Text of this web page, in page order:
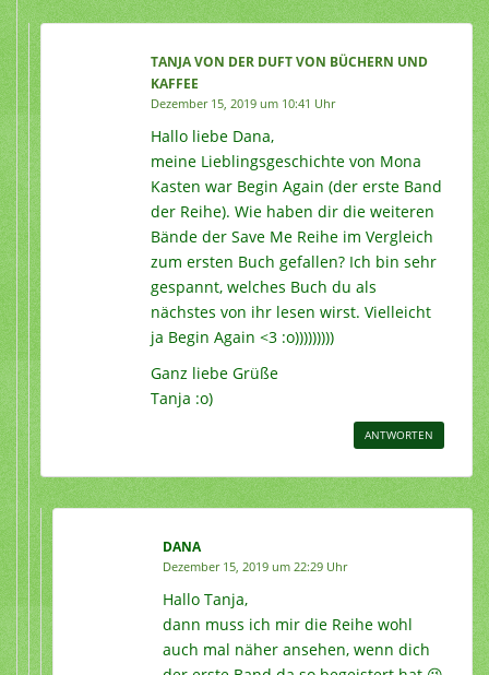
TANJA VON DER DUFT VON BÜCHERN UND
KAFFEE
Dezember 15, 2019 um 10:41 Uhr
Hallo liebe Dana,
meine Lieblingsgeschichte von Mona
Kasten war Begin Again (der erste Band
der Reihe). Wie haben dir die weiteren
Bände der Save Me Reihe im Vergleich
zum ersten Buch gefallen? Ich bin sehr
gespannt, welches Buch du als
nächstes von ihr lesen wirst. Vielleicht
ja Begin Again <3 :o)))))))))
Ganz liebe Grüße
Tanja :o)
ANTWORTEN
DANA
Dezember 15, 2019 um 22:29 Uhr
Hallo Tanja,
dann muss ich mir die Reihe wohl
auch mal näher ansehen, wenn dich